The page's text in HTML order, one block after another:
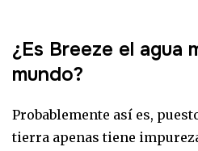
¿Es Breeze el agua
mundo?
Probablemente así es,
tierra apenas tiene